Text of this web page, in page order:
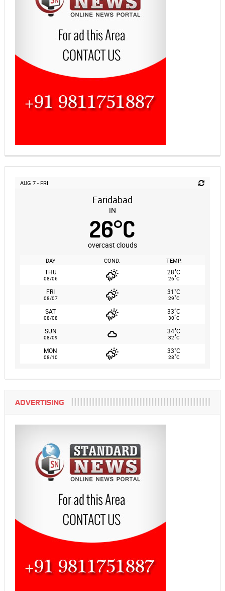
AUG 7 - FRI
Faridabad
IN
26°C
overcast clouds
DAY COND. TEMP.
THU
08/06
28°C
26°C
FRI
08/07
31°C
29°C
SAT
08/08
33°C
30°C
SUN
08/09
34°C
32°C
MON
08/10
33°C
28°C
ADVERTISING